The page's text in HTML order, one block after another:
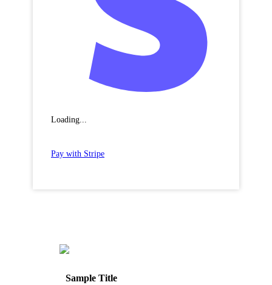
Loading...
Pay with Stripe
Sample Title